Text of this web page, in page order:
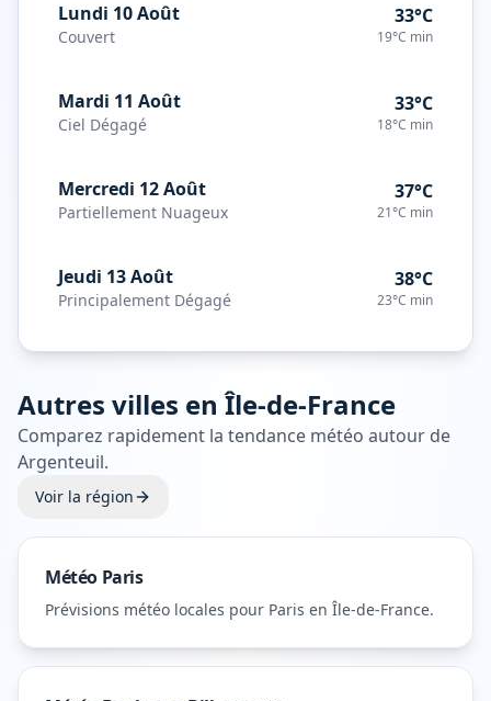
Lundi 10 Août
Couvert
33°C
19°C min
Mardi 11 Août
Ciel Dégagé
33°C
18°C min
Mercredi 12 Août
Partiellement Nuageux
37°C
21°C min
Jeudi 13 Août
Principalement Dégagé
38°C
23°C min
Autres villes enÎle-de-France
Comparez rapidement la tendance météo autour de
Argenteuil.
Voir la région
Météo Paris
Prévisions météo locales pour Paris en Île-de-France.